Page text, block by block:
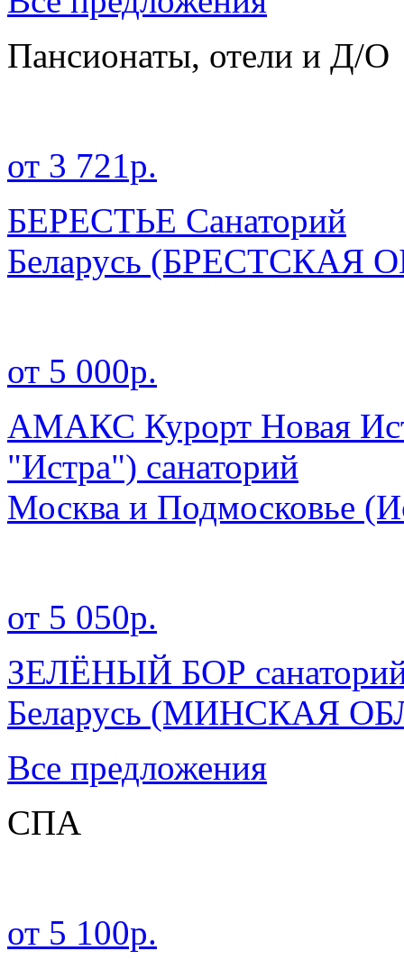
Пансионаты, отели и Д/О
от 3 721р.
БЕРЕСТЬЕ Санаторий
Беларусь (БРЕСТСКАЯ
от 5 000р.
АМАКС Курорт Новая
"Истра") санаторий
Москва и Подмосковье
от 5 050р.
ЗЕЛЁНЫЙ БОР
Беларусь (МИНСКАЯ
Все предложения
СПА
от 5 100р.